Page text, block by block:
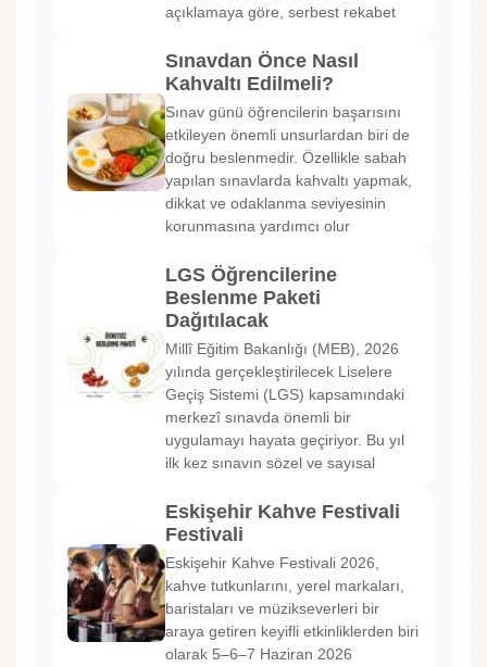
açıklamaya göre, serbest rekabet
Sınavdan Önce Nasıl
Kahvaltı Edilmeli?
Sınav günü öğrencilerin başarısını
etkileyen önemli unsurlardan biri de
doğru beslenmedir. Özellikle sabah
yapılan sınavlarda kahvaltı yapmak,
dikkat ve odaklanma seviyesinin
korunmasına yardımcı olur
LGS Öğrencilerine
Beslenme Paketi
Dağıtılacak
Millî Eğitim Bakanlığı (MEB), 2026
yılında gerçekleştirilecek Liselere
Geçiş Sistemi (LGS) kapsamındaki
merkezî sınavda önemli bir
uygulamayı hayata geçiriyor. Bu yıl
ilk kez sınavın sözel ve sayısal
Eskişehir Kahve Festivali
Festivali
Eskişehir Kahve Festivali 2026,
kahve tutkunlarını, yerel markaları,
baristaları ve müzikseverleri bir
araya getiren keyifli etkinliklerden biri
olarak 5–6–7 Haziran 2026